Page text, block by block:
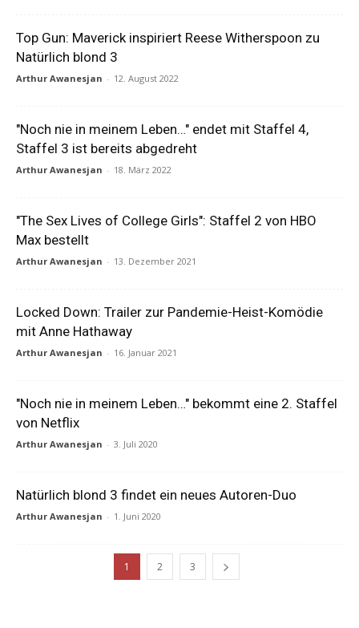
Top Gun: Maverick inspiriert Reese Witherspoon zu
Natürlich blond 3
Arthur Awanesjan - 12. August 2022
"Noch nie in meinem Leben…" endet mit Staffel 4,
Staffel 3 ist bereits abgedreht
Arthur Awanesjan - 18. März 2022
"The Sex Lives of College Girls": Staffel 2 von HBO
Max bestellt
Arthur Awanesjan - 13. Dezember 2021
Locked Down: Trailer zur Pandemie-Heist-Komödie
mit Anne Hathaway
Arthur Awanesjan - 16. Januar 2021
"Noch nie in meinem Leben…" bekommt eine 2. Staffel
von Netflix
Arthur Awanesjan - 3. Juli 2020
Natürlich blond 3 findet ein neues Autoren-Duo
Arthur Awanesjan - 1. Juni 2020
1 2 3